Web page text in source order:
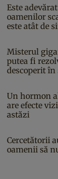
Este
oamenilor
este atât de
Misterul
putea fi
descoperit în
Un hormon
are efecte
astăzi
Cercetătorii
oamenii să